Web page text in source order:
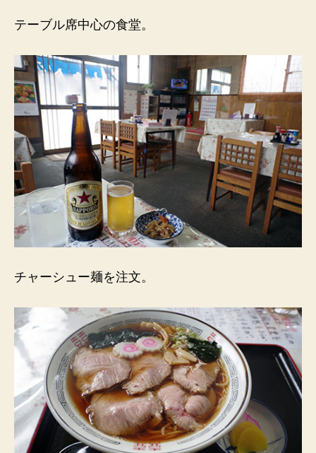
テーブル席中心の食堂。
チャーシュー麺を注文。